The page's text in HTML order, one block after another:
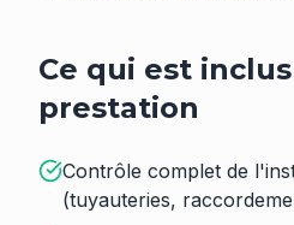
Ce qui est
prestation
Contrôle complet de
(tuyauteries,